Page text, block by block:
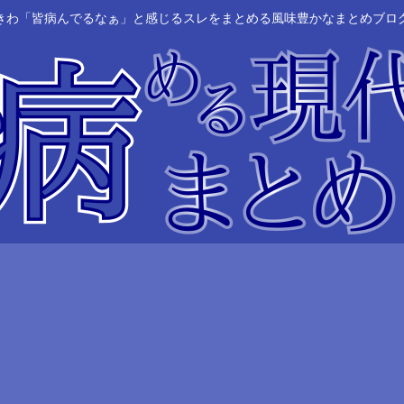
わ「皆病んでるなぁ」と感じるスレをまとめる風味豊かなまとめブロ